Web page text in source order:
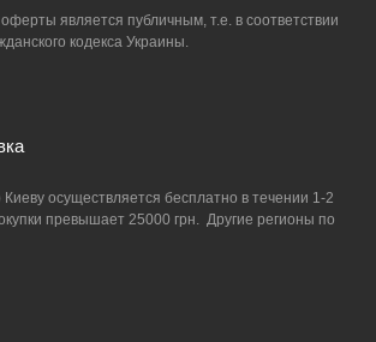
является публичным, т.е. в соответствии
кодекса Украины.
Киеву осуществляется бесплатно в течении 1-2
превышает 25000 грн. Другие регионы по